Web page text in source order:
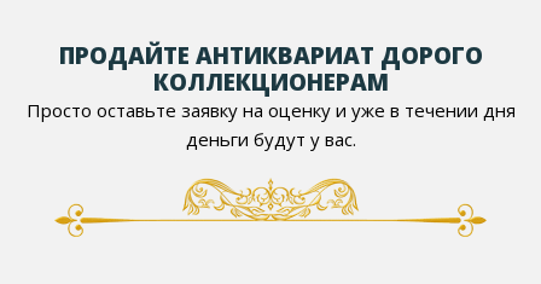
ПРОДАЙТЕ АНТИКВАРИАТ ДОРОГО
КОЛЛЕКЦИОНЕРАМ
Просто оставьте заявку на оценку и уже в течении дня
деньги будут у вас.